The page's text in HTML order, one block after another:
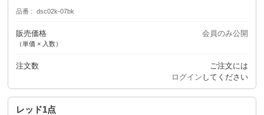
品番 dsc02k-07bk
販売価格
（単価 × 入数）
会員のみ公開
注文数
ご注文には
ログイン してください
レッド1点